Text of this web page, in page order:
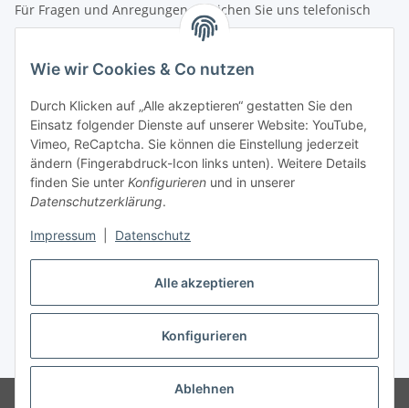
Alle akzeptieren
Konfigurieren
Ablehnen
Wie wir Cookies & Co nutzen
Durch Klicken auf „Alle akzeptieren“ gestatten Sie den
Einsatz folgender Dienste auf unserer Website: YouTube,
Vimeo, ReCaptcha. Sie können die Einstellung jederzeit
ändern (Fingerabdruck-Icon links unten). Weitere Details
finden Sie unter Konfigurieren und in unserer
Datenschutzerklärung.
Impressum Datenschutz
Für Fragen und Anregungen erreichen Sie uns telefonisch
info (at) zweitedel.de
Informationen
Gesetzliche Informationen
* Alle Preise inkl. gesetzlicher USt., zzgl.Versand